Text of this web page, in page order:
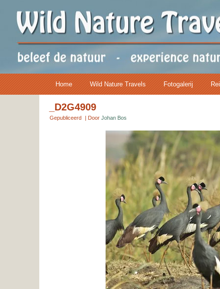
Home Wild Nature Travels Fotogalerij
_D2G4909
Gepubliceerd | Door Johan Bos